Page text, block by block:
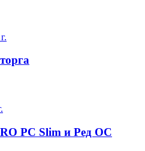
PC Slim и Ред ОС